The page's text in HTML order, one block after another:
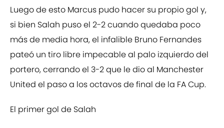
Luego de esto Marcus pudo hacer su propio gol y,
si bien Salah puso el 2-2 cuando quedaba poco
más de media hora, el infalible Bruno Fernandes
pateó un tiro libre impecable al palo izquierdo del
portero, cerrando el 3-2 que le dio al Manchester
United el paso a los octavos de final de la FA Cup.
El primer gol de Salah